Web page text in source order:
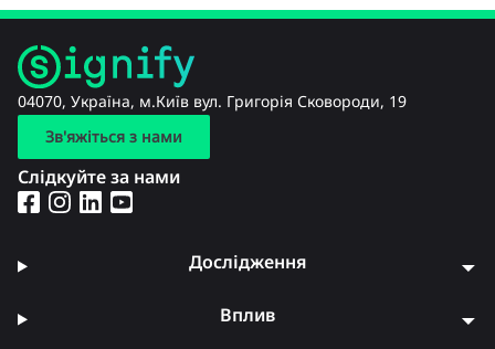
04070, Україна, м.Київ вул. Григорія Сковороди, 19
Зв'яжіться з нами
Слідкуйте за нами
Дослідження
Вплив